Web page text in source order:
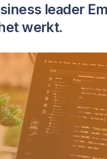
leader
werkt.